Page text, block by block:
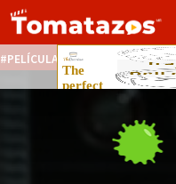
PELÍCULAS STREAMING GRATIS